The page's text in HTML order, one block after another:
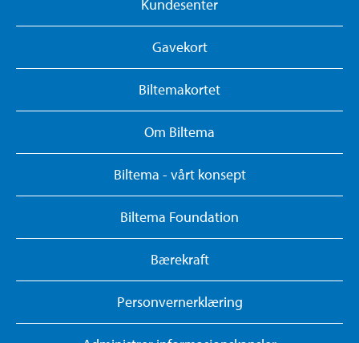
Kundesenter
Gavekort
Biltemakortet
Om Biltema
Biltema - vårt konsept
Biltema Foundation
Bærekraft
Personvernerklæring